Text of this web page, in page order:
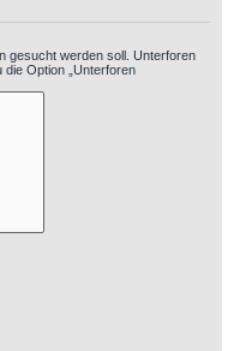
gesucht werden soll. Unterforen
Option „Unterforen